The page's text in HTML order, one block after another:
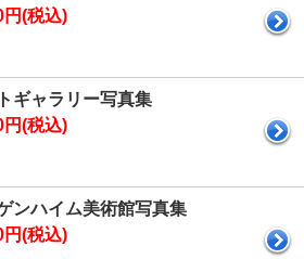
円(税込)
ギャラリー写真集
円(税込)
ンハイム美術館写真集
円(税込)